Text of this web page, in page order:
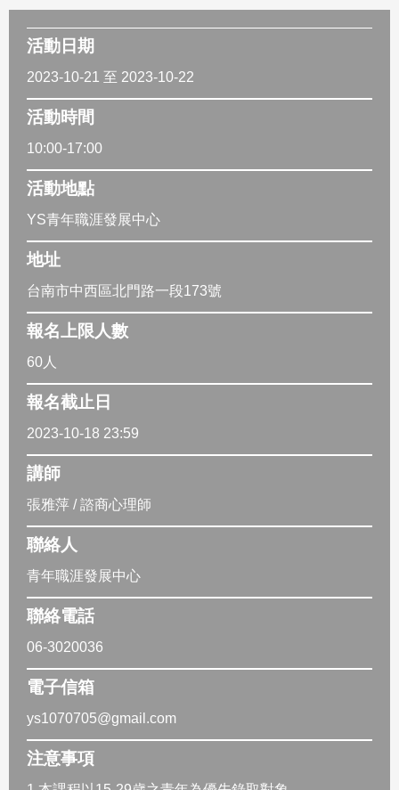
活動日期
2023-10-21 至 2023-10-22
活動時間
10:00-17:00
活動地點
YS青年職涯發展中心
地址
台南市中西區北門路一段173號
報名上限人數
60人
報名截止日
2023-10-18 23:59
講師
張雅萍 / 諮商心理師
聯絡人
青年職涯發展中心
聯絡電話
06-3020036
電子信箱
ys1070705@gmail.com
注意事項